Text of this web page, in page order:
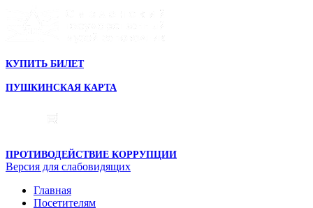
КУПИТЬ БИЛЕТ
ПУШКИНСКАЯ КАРТА
ПРОТИВОДЕЙСТВИЕ КОРРУПЦИИ
Версия для слабовидящих
Главная
Посетителям